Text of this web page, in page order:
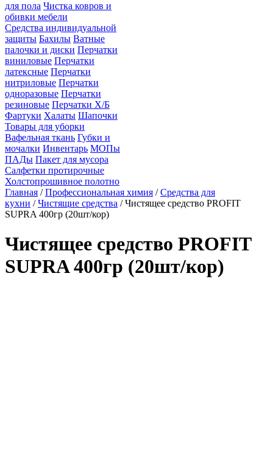
для пола Чистка ковров и
обивки мебели
Средства индивидуальной
защиты Бахилы Ватные
палочки и диски Перчатки
виниловые Перчатки
латексные Перчатки
нитриловые Перчатки
одноразовые Перчатки
резиновые Перчатки Х/Б
Фартуки Халаты Шапочки
Товары для уборки
Вафельная ткань Губки и
мочалки Инвентарь МОПы
ПАДы Пакет для мусора
Салфетки протирочные
Холстопрошивное полотно
Главная /Профессиональная химия /Средства для
кухни /Чистящие средства / Чистящее средство PROFIT
SUPRA 400гр (20шт/кор)
Чистящее средство PROFIT
SUPRA 400гр (20шт/кор)